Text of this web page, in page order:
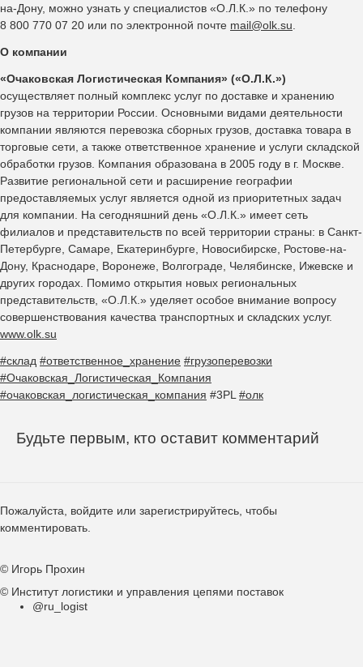
на-Дону, можно узнать у специалистов «О.Л.К.» по телефону
8 800 770 07 20 или по электронной почте mail@olk.su
О компании
«Очаковская Логистическая Компания» («О.Л.К.»)
осуществляет полный комплекс услуг по доставке и хранению
грузов на территории России. Основными видами деятельности
компании являются перевозка сборных грузов, доставка товара в
торговые сети, а также ответственное хранение и услуги складской
обработки грузов. Компания образована в 2005 году в г. Москве.
Развитие региональной сети и расширение географии
предоставляемых услуг является одной из приоритетных задач
для компании. На сегодняшний день «О.Л.К.» имеет сеть
филиалов и представительств по всей территории страны: в Санкт-
Петербурге, Самаре, Екатеринбурге, Новосибирске, Ростове-на-
Дону, Краснодаре, Воронеже, Волгограде, Челябинске, Ижевске и
других городах. Помимо открытия новых региональных
представительств, «О.Л.К.» уделяет особое внимание вопросу
совершенствования качества транспортных и складских услуг.
www.olk.su
#склад #ответственное_хранение #грузоперевозки
#Очаковская_Логистическая_Компания
#очаковская_логистическая_компания #3PL #олк
Будьте первым, кто оставит комментарий
Пожалуйста, войдите или зарегистрируйтесь , чтобы
комментировать.
© Игорь Прохин
© Институт логистики и управления цепями поставок
@ru_logist